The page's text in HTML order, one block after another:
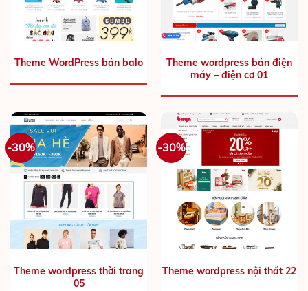
Theme WordPress bán balo
Theme wordpress bán điện
máy – điện cơ 01
-30%
Theme wordpress thời trang
05
-30%
Theme wordpress nội thất 22